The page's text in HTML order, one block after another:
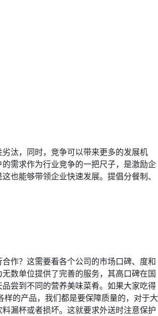
汰，同时，竞争可以带来更多的发展机
需求作为行业竞争的一把尺子，是激励企
也能够带领企业快速发展。提倡分餐制、
作？这需要看各个公司的市场口碑、度和
数单位提供了完善的服务，其高口碑在国
尝到不同的营养美味菜肴。如果大家吃得
的产品，我们都是要保障质量的，对于大
漏杯或者损坏。这就要求外送时注意保护